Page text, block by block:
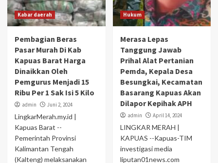
Kabar daerah
Pembagian Beras
Pasar Murah Di Kab
Kapuas Barat Harga
Dinaikkan Oleh
Pemgurus Menjadi 15
Ribu Per 1 Sak Isi 5 Kilo
admin Juni 2, 2024
LingkarMerah.my.id |
Kapuas Barat --
Pemerintah Provinsi
Kalimantan Tengah
(Kalteng) melaksanakan
Hukum
Merasa Lepas
Tanggung Jawab
Prihal Alat Pertanian
Pemda, Kepala Desa
Besungkai, Kecamatan
Basarang Kapuas Akan
Dilapor Kepihak APH
admin April 14, 2024
LINGKAR MERAH |
KAPUAS --Kapuas-TIM
investigasi media
liputan01news.com